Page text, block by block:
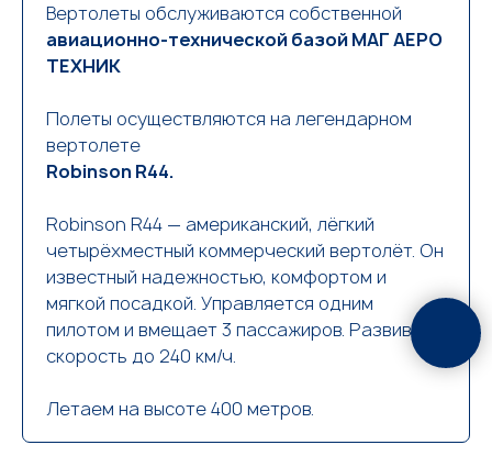
Вертолеты обслуживаются собственной
авиационно-технической базой МАГ АЕРО
ТЕХНИК
Полеты осуществляются на легендарном
вертолете
Robinson R44.
Robinson R44 — американский, лёгкий
четырёхместный коммерческий вертолёт. Он
известный надежностью, комфортом и
мягкой посадкой. Управляется одним
пилотом и вмещает 3 пассажиров. Развивает
скорость до 240 км/ч.
Летаем на высоте 400 метров.